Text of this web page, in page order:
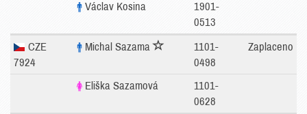
Václav Kosina
1901-
0513
CZE
7924
Michal Sazama
1101-
0498
Zaplaceno
Eliška Sazamová
1101-
0628